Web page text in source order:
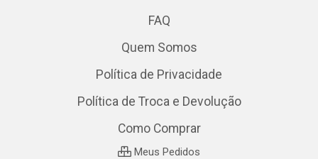
FAQ
Quem Somos
Política de Privacidade
Política de Troca e Devolução
Como Comprar
Meus Pedidos